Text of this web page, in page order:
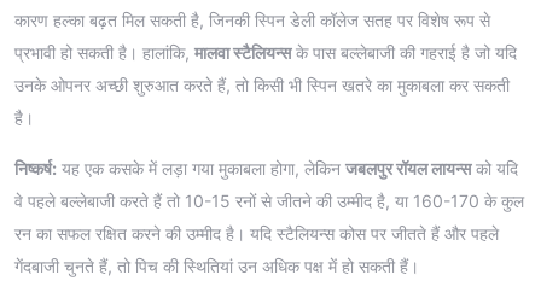
कारण हल्का बढ़त मिल सकती है, जिनकी स्पिन डेली कॉलेज सतह पर विशेष रूप से
प्रभावी हो सकती है। हालांकि, मालवा स्टैलियन्सके पास बल्लेबाजी की गहराई है जो यदि
उनके ओपनर अच्छी शुरुआत करते हैं, तो किसी भी स्पिन खतरे का मुकाबला कर सकती
है।
निष्कर्ष: यह एक कसके में लड़ा गया मुकाबला होगा, लेकिन जबलपुर रॉयल लायन्सको यदि
वे पहले बल्लेबाजी करते हैं तो 10-15 रनों से जीतने की उम्मीद है, या 160-170 के कुल
रन का सफल रक्षित करने की उम्मीद है। यदि स्टैलियन्स कोस पर जीतते हैं और पहले
गेंदबाजी चुनते हैं, तो पिच की स्थितियां उन अधिक पक्ष में हो सकती हैं।